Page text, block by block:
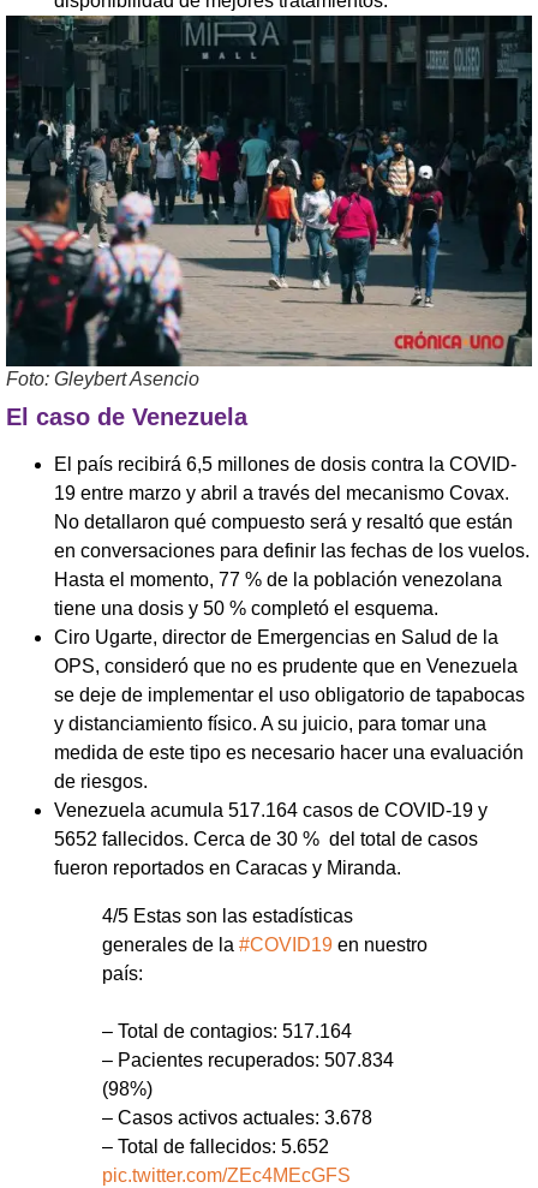
Foto: Gleybert Asencio
El caso de Venezuela
El país recibirá 6,5 millones de dosis contra la COVID-
19 entre marzo y abril a través del mecanismo Covax.
No detallaron qué compuesto será y resaltó que están
en conversaciones para definir las fechas de los vuelos.
Hasta el momento, 77 % de la población venezolana
tiene una dosis y 50 % completó el esquema.
Ciro Ugarte, director de Emergencias en Salud de la
OPS, consideró que no es prudente que en Venezuela
se deje de implementar el uso obligatorio de tapabocas
y distanciamiento físico. A su juicio, para tomar una
medida de este tipo es necesario hacer una evaluación
de riesgos.
Venezuela acumula 517.164 casos de COVID-19 y
5652 fallecidos. Cerca de 30 % del total de casos
fueron reportados en Caracas y Miranda.
4/5 Estas son las estadísticas
generales de la #COVID19 en nuestro
país:
– Total de contagios: 517.164
– Pacientes recuperados: 507.834
(98%)
– Casos activos actuales: 3.678
– Total de fallecidos: 5.652
pic.twitter.com/ZEc4MEcGFS